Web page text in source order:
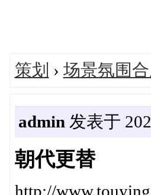
策划 › 场景氛围
admin 发表于
朝代更替
http://